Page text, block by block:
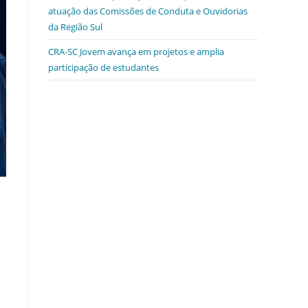
atuação das Comissões de Conduta e Ouvidorias
da Região Sul
CRA-SC Jovem avança em projetos e amplia
participação de estudantes